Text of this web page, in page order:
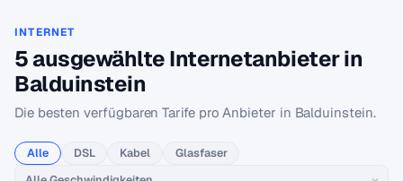
INTERNET
5 ausgewählte Internetanbieter in
Balduinstein
Die besten verfügbaren Tarife pro Anbieter in Balduinstein.
Alle DSL Kabel Glasfaser